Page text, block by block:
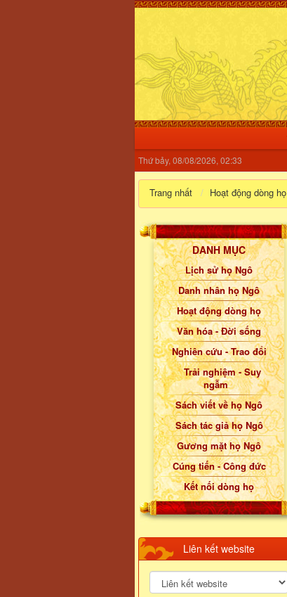
Thứ bảy, 08/08/2026, 02:33
Trang nhất Hoạt động dòng họ
DANH MỤC
Lịch sử họ Ngô
Danh nhân họ Ngô
Hoạt động dòng họ
Văn hóa - Đời sống
Nghiên cứu - Trao đổi
Trải nghiệm - Suy
ngẫm
Sách viết về họ Ngô
Sách tác giả họ Ngô
Gương mặt họ Ngô
Cúng tiến - Công đức
Kết nối dòng họ
Liên kết website